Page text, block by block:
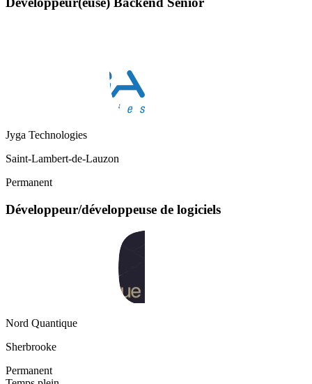
Jyga Technologies
Saint-Lambert-de-Lauzon
Permanent
Développeur/développeuse de logiciels
Nord Quantique
Sherbrooke
Permanent